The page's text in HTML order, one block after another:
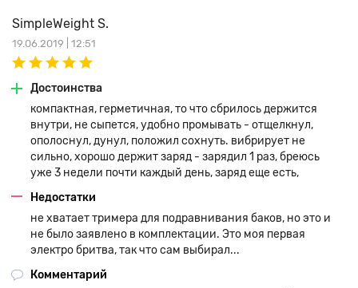
SimpleWeight S.
19.06.2019 | 12:51
Достоинства
компактная, герметичная, то что сбрилось держится
внутри, не сыпется, удобно промывать - отщелкнул,
ополоснул, дунул, положил сохнуть. вибрирует не
сильно, хорошо держит заряд - зарядил 1 раз, бреюсь
уже 3 недели почти каждый день, заряд еще есть,
Недостатки
не хватает тримера для подравнивания баков, но это и
не было заявлено в комплектации. Это моя первая
электро бритва, так что сам выбирал...
Комментарий